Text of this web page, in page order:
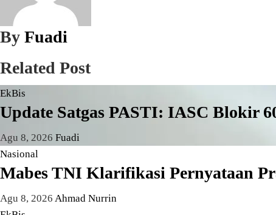
By Fuadi
Related Post
EkBis
Update Satgas PASTI: IASC Blokir
Agu 8, 2026 Fuadi
Nasional
Mabes TNI Klarifikasi Pernyataan
Agu 8, 2026 Ahmad Nurrin